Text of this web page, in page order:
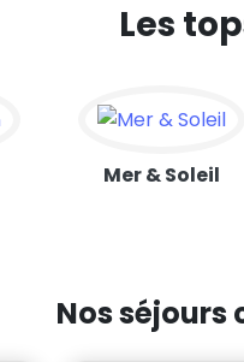
Les
Mer & Soleil
Nos